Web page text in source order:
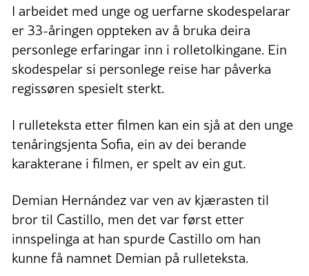
I arbeidet med unge og uerfarne skodespelarar
er 33-åringen oppteken av å bruka deira
personlege erfaringar inn i rolletolkingane. Ein
skodespelar si personlege reise har påverka
regissøren spesielt sterkt.
I rulleteksta etter filmen kan ein sjå at den unge
tenåringsjenta Sofia, ein av dei berande
karakterane i filmen, er spelt av ein gut.
Demian Hernández var ven av kjærasten til
bror til Castillo, men det var først etter
innspelinga at han spurde Castillo om han
kunne få namnet Demian på rulleteksta.